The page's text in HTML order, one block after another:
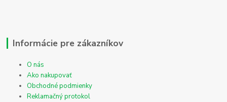
Informácie pre zákazníkov
O nás
Ako nakupovať
Obchodné podmienky
Reklamačný protokol